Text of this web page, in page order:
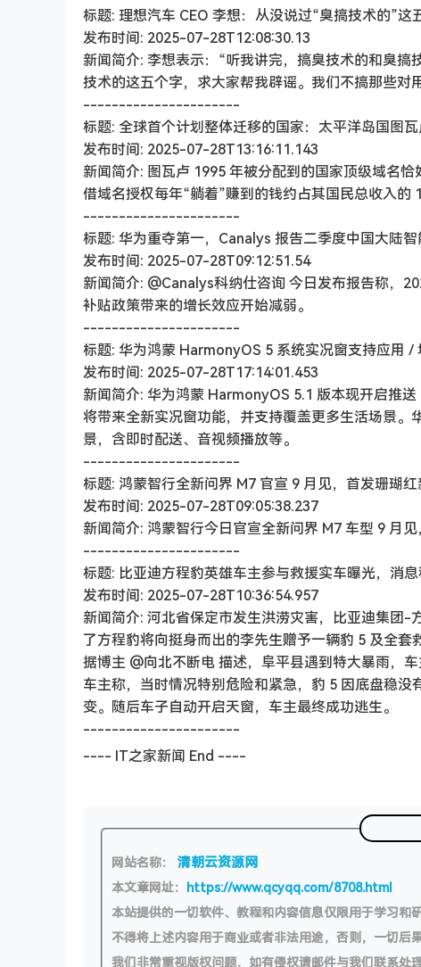
标题: 理想汽车 CEO 李想：从没说过“臭搞技术的”这
发布时间: 2025-07-28T12:08:30.13
新闻简介: 李想表示：“听我讲完，搞臭技术的和臭
技术的这五个字，求大家帮我辟谣。我们不搞那些
----------------------
标题: 全球首个计划整体迁移的国家：太平洋岛国图
发布时间: 2025-07-28T13:16:11.143
新闻简介: 图瓦卢 1995 年被分配到的国家顶级域名
借域名授权每年“躺着”赚到的钱约占其国民总收入
----------------------
标题: 华为重夺第一，Canalys 报告二季度中国大陆
发布时间: 2025-07-28T09:12:51.54
新闻简介: @Canalys科纳仕咨询 今日发布报告称，
补贴政策带来的增长效应开始减弱。
----------------------
标题: 华为鸿蒙 HarmonyOS 5 系统实况窗支持应用
发布时间: 2025-07-28T17:14:01.453
新闻简介: 华为鸿蒙 HarmonyOS 5.1 版本现开启推
将带来全新实况窗功能，并支持覆盖更多生活场景
景，含即时配送、音视频播放等。
----------------------
标题: 鸿蒙智行全新问界 M7 官宣 9 月见，首发珊瑚
发布时间: 2025-07-28T09:05:38.237
新闻简介: 鸿蒙智行今日官宣全新问界 M7 车型 9 月
----------------------
标题: 比亚迪方程豹英雄车主参与救援实车曝光，消
发布时间: 2025-07-28T10:36:54.957
新闻简介: 河北省保定市发生洪涝灾害，比亚迪集团
了方程豹将向挺身而出的李先生赠予一辆豹 5 及全套
据博主 @向北不断电 描述，阜平县遇到特大暴雨，
车主称，当时情况特别危险和紧急，豹 5 因底盘稳
变。随后车子自动开启天窗，车主最终成功逃生。
----------------------
---- IT之家新闻 End ----
网站名称： 清朝云资源网
本文章网址： https://www.qcyqq.com/8708.html
本站提供的一切软件、教程和内容信息仅限用于学习和
不得将上述内容用于商业或者非法用途，否则，一切后
我们非常重视版权问题，如有侵权请邮件与我们联系处